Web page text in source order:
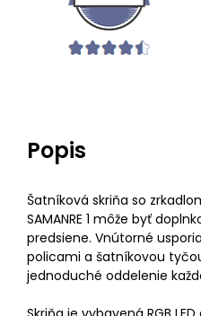
Popis
Šatníková skriňa so
SAMANRE 1 môže byť
predsiene. Vnútorné
policami a šatníkovou
jednoduché oddelenie